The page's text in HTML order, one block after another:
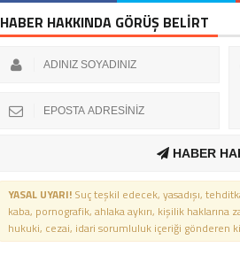
HABER HAKKINDA GÖRÜŞ BELİRT
HABER
YASAL UYARI! Suç teşkil edecek, yasadışı,
kaba, pornografik, ahlaka aykırı, kişilik
hukuki, cezai, idari sorumluluk içeriği gönderen